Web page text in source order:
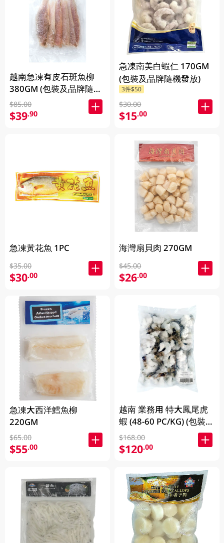
越南急凍有皮石斑魚柳
380GM (包裝及品牌隨機
發放)
$85.00
$39.90
急凍黃花魚 1PC
$35.00
$30.00
急凍大西洋鱈魚柳
220GM
$65.00
$55.00
急凍南美白蝦仁 170GM
(包裝及品牌隨機發放)
3件$50
$30.00
$15.00
海灣扇貝肉 270GM
$45.00
$26.00
越南 業務用 特大鳳尾虎
蝦 (48-60 PC/KG) (包裝及
品牌隨機發放)
$168.00
$120.00